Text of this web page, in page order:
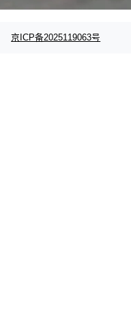
解"瓶
京ICP备2025119063号